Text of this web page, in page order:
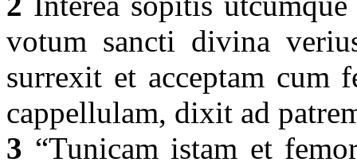
votum sancti divina
surrexit et acceptam cum
cappellulam, dixit ad
3 “Tunicam istam et